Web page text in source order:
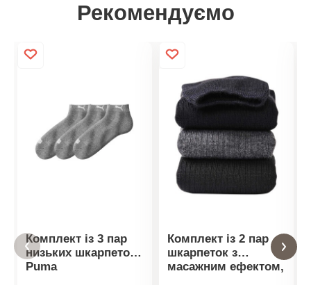
Рекомендуємо
Комплект із 3 пар
низьких шкарпеток
Puma
Комплект із 2 пар
шкарпеток з
масажним ефектом,